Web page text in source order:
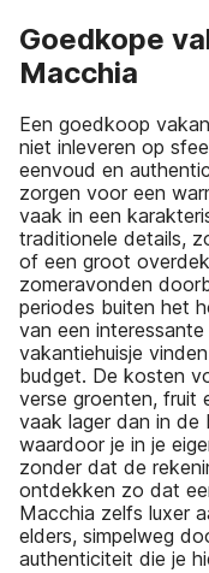
Goedkope
Macchia
Een goedkoop
niet inleveren op
eenvoud en
zorgen voor een
vaak in een
traditionele details,
of een groot
zomeravonden
periodes buiten het
van een
vakantiehuisje
budget. De kosten
verse groenten, fruit
vaak lager dan in de
waardoor je in je
zonder dat de
ontdekken zo dat
Macchia zelfs luxer
elders, simpelweg
authenticiteit die je